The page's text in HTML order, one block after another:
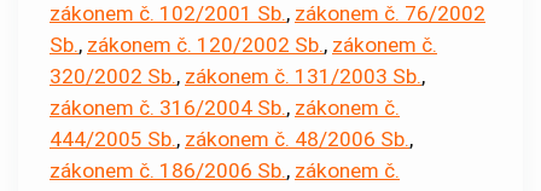
zákonem č. 102/2001 Sb., zákonem č. 76/2002
Sb., zákonem č. 120/2002 Sb., zákonem č.
320/2002 Sb., zákonem č. 131/2003 Sb.,
zákonem č. 316/2004 Sb., zákonem č.
444/2005 Sb., zákonem č. 48/2006 Sb.,
zákonem č. 186/2006 Sb., zákonem č.